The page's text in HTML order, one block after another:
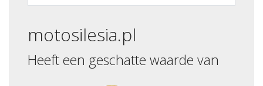
motosilesia.pl
Heeft een geschatte waarde van